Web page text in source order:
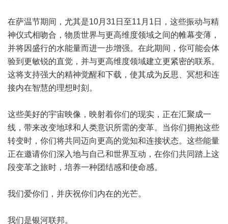
在萨温节期间，尤其是10月31日至11月1日，这些振动与精
神仪式相吻合，物质世界与更高维度领域之间的帷幕变薄，
并将因盛行的水能量而进一步增强。在此期间，你可能会体
验到更敏锐的直觉，并与更高维度领域建立更紧密的联系。
这将支持强大的精神觉醒和下载，使其成为反思、冥想和连
接内在智慧的理想时刻。
这些美好的宇宙映像，映射着你们的现实，正在汇聚成一
线，带来改变地球和人类意识所需的变革。当你们拥抱这些
转变时，你们将共同迈向更高的觉知和连接状态。这些能量
正在邀请你们深入地与自己和世界互动，在你们共同踏上这
段变革之旅时，培养一种团结感和使命感。
我们爱你们，并庆祝你们内在的光芒。
我们是银河联邦。